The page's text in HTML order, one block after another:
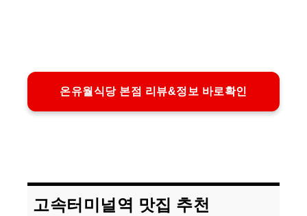
온유월식당 본점 리뷰&정보 바로확인
고속터미널역 맛집 추천